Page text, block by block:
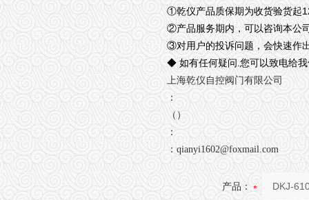
①乾仪产品质保期为收货验货起
②产品服务期内，可以咨询本公
③对用户的投诉问题，会快速作
◆ 如有任何疑问 您可以致电给
上海乾仪自控阀门有限公司
：
（）
：
： qianyi1602@foxmail.com
产品：